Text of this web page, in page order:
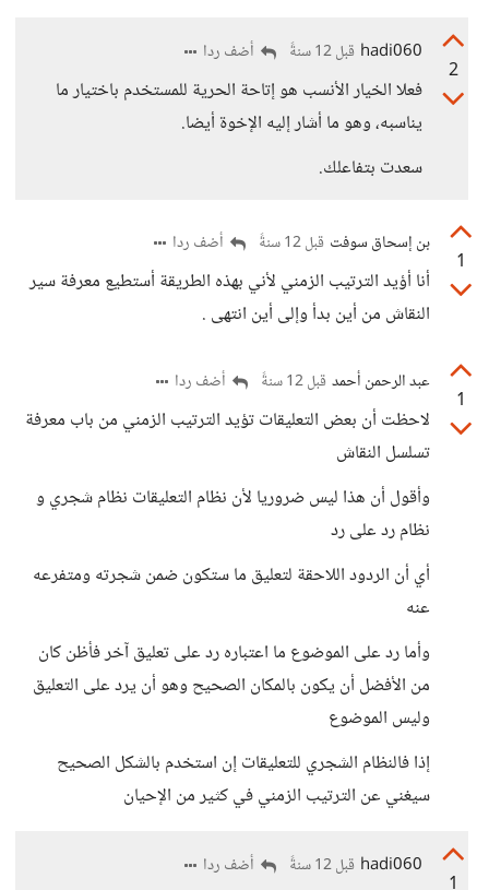
2
hadi060 قبل 12 سنةً أضف ردا
فعلا الخيار الأنسب هو إتاحة الحرية للمستخدم باختيار ما
يناسبه، وهو ما أشار إليه الإخوة أيضا.
سعدت بتفاعلك.
1
بن إسحاق سوفت قبل 12 سنةً أضف ردا
أنا أؤيد الترتيب الزمني لأني بهذه الطريقة أستطيع معرفة سير
النقاش من أين بدأ وإلى أين انتهى .
1
عبد الرحمن أحمد قبل 12 سنةً أضف ردا
لاحظت أن بعض التعليقات تؤيد الترتيب الزمني من باب معرفة
تسلسل النقاش
وأقول أن هذا ليس ضروريا لأن نظام التعليقات نظام شجري و
نظام رد على رد
أي أن الردود اللاحقة لتعليق ما ستكون ضمن شجرته ومتفرعه
عنه
وأما رد على الموضوع ما اعتباره رد على تعليق آخر فأظن كان
من الأفضل أن يكون بالمكان الصحيح وهو أن يرد على التعليق
وليس الموضوع
إذا فالنظام الشجري للتعليقات إن استخدم بالشكل الصحيح
سيغني عن الترتيب الزمني في كثير من الإحيان
hadi060 قبل 12 سنةً أضف ردا